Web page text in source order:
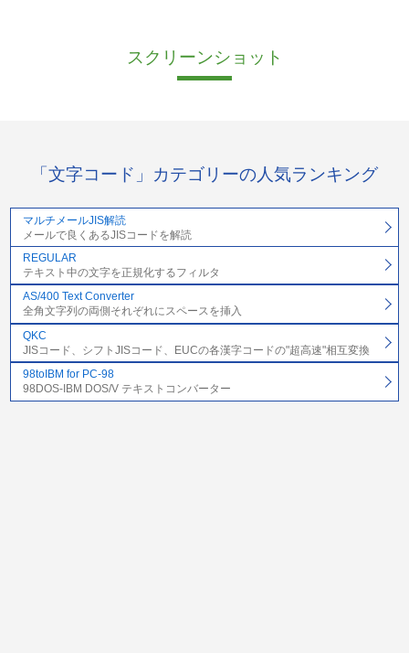
スクリーンショット
「文字コード」カテゴリーの人気ランキング
マルチメールJIS解読
メールで良くあるJISコードを解読
REGULAR
テキスト中の文字を正規化するフィルタ
AS/400 Text Converter
全角文字列の両側それぞれにスペースを挿入
QKC
JISコード、シフトJISコード、EUCの各漢字コードの"超高速"相互変換
98toIBM for PC-98
98DOS-IBM DOS/V テキストコンバーター